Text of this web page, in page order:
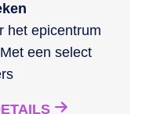
het epicentrum
een select